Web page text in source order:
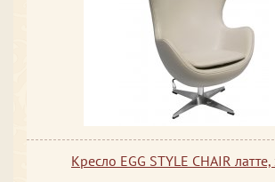
Кресло EGG STYLE CHAIR